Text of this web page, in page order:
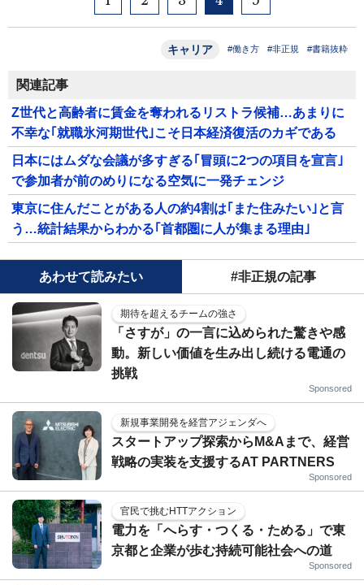
キャリア #働き方 #非正規 #書籍抜粋
関連記事
Z世代と高齢者に賃金を奪われるリストラ候補…あまりに
不幸な｢就職氷河期世代｣こそ日本経済復活のカギである
日本にはムダな会議が多すぎる｢冒頭に2つの項目を宣言｣
で参加者が前のめりになる空気に一発チェンジ
東京に住んだことがある人の約4割は｢また住みたい｣と言
う…統計結果からわかる｢首都圏に人が集まる理由｣
あわせて読みたい #非正規の記事
期待を超えるチームの強さ
「さすが」の一言に込められた驚きや感
動。新しい価値を生み出し続ける電通の
挑戦
Sponsored
新規事業開発を経営アジェンダへ
スタートアップ探索からM&Aまで、経営
戦略の実装を支援するAT PARTNERS
Sponsored
官民で挑むHTTアクション
電力を「へらす・つくる・ためる」で東
京都と企業が歩む持続可能社会への道
Sponsored